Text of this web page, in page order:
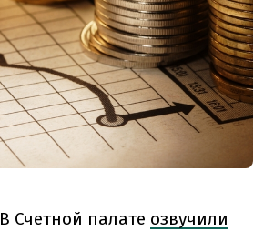
В Счетной палате озвучили